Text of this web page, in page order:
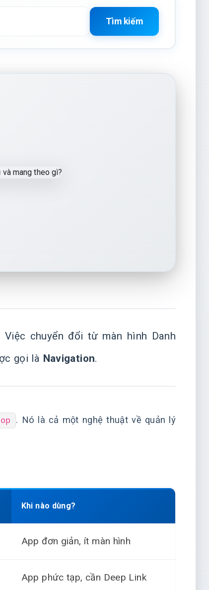
Tìm kiếm
chuyển đổi từ màn hình Danh
gọi là Navigation.
. Nó là cả một nghệ thuật về quản lý
Khi nào dùng?
App đơn giản, ít màn hình
App phức tạp, cần Deep Link